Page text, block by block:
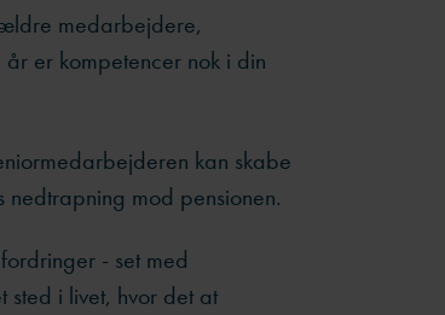
medarbejdere,
er kompetencer nok i din
kan skabe
mod pensionen.
- set med
sted i livet, hvor det at